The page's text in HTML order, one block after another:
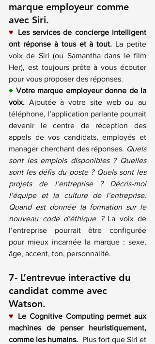
marque employeur comme
avec Siri.
♥
Les services de concierge intelligent
ont réponse à tous et à tout. La petite
voix de Siri (ou Samantha dans le film
Her), est toujours prête à vous écouter
pour vous proposer des réponses.
♦ Votre marque employeur donne de la
voix. Ajoutée à votre site web ou au
téléphone, l’application parlante pourrait
devenir le centre de réception des
appels de vos candidats, employés et
manager cherchant des réponses. Quels
sont les emplois disponibles ? Quelles
sont les défis du poste ? Quels sont les
projets de l’entreprise ? Décris-moi
l’équipe et la culture de l’entreprise.
Quand est donnée la formation sur le
nouveau code d’éthique ? La voix de
l’entreprise pourrait être configurée
pour mieux incarnée la marque : sexe,
âge, accent, ton, personnalité.
7- L’entrevue interactive du
candidat comme avec
Watson.
♥
Le Cognitive Computing permet aux
machines de penser heuristiquement,
comme les humains. Plus fort que Siri et